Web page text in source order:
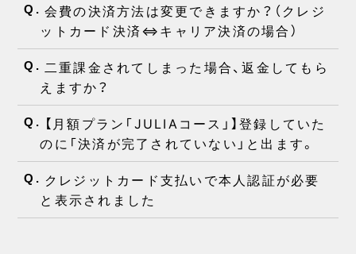
Q. 会費の決済方法は変更できますか？（クレジ
ットカード決済⇔キャリア決済の場合）
Q. 二重課金されてしまった場合、返金してもら
えますか？
Q. 【月額プラン「JULIAコース」】登録していた
のに「決済が完了されていない」と出ます。
Q. クレジットカード支払いで本人認証が必要
と表示されました